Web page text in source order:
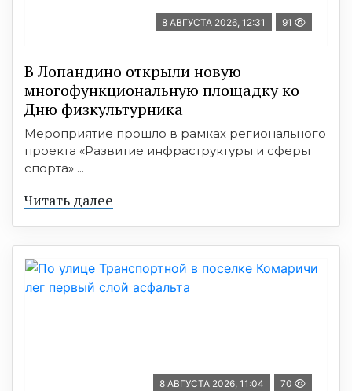
8 АВГУСТА 2026, 12:31 91
В Лопандино открыли новую
многофункциональную площадку ко
Дню физкультурника
Мероприятие прошло в рамках регионального
проекта «Развитие инфраструктуры и сферы
спорта» ...
Читать далее
8 АВГУСТА 2026, 11:04 70